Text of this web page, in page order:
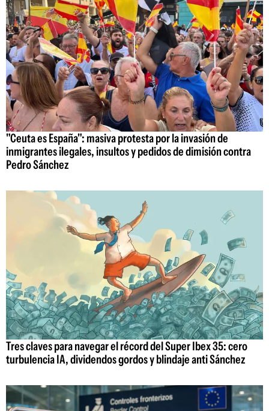
"Ceuta es España": masiva protesta por la invasión de
inmigrantes ilegales, insultos y pedidos de dimisión contra
Pedro Sánchez
Tres claves para navegar el récord del Super Ibex 35: cero
turbulencia IA, dividendos gordos y blindaje anti Sánchez